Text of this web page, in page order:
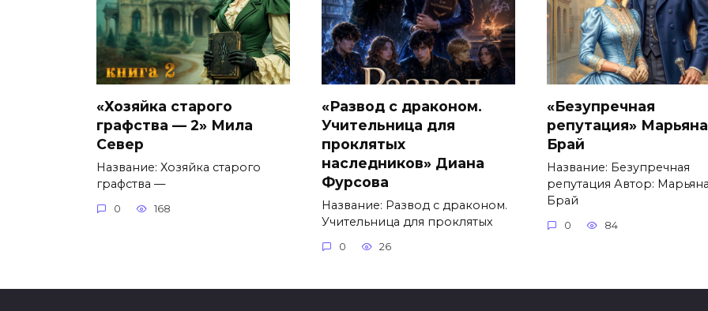
«Хозяйка старого
графства — 2» Мила
Север
Название: Хозяйка старого
графства —
0 168
«Развод с драконом.
Учительница для
проклятых
наследников» Диана
Фурсова
Название: Развод с драконом.
Учительница для проклятых
0 26
«Безупречная
репутация» Марьяна
Брай
Название: Безупречная
репутация Автор:
Брай
0 84